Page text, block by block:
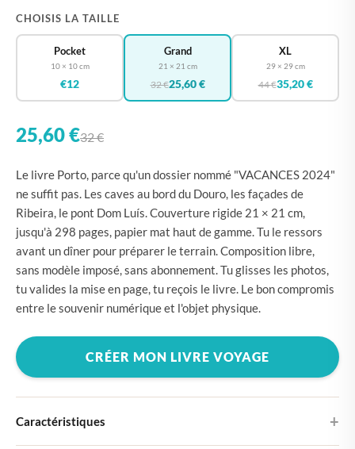
CHOISIS LA TAILLE
Pocket
10 × 10 cm
€12
Grand
21 × 21 cm
32 €25,60 €
XL
29 × 29 cm
44 €35,20 €
25,60 €32 €
Le livre Porto, parce qu'un dossier nommé "VACANCES 2024"
ne suffit pas. Les caves au bord du Douro, les façades de
Ribeira, le pont Dom Luís. Couverture rigide 21 × 21 cm,
jusqu'à 298 pages, papier mat haut de gamme. Tu le ressors
avant un dîner pour préparer le terrain. Composition libre,
sans modèle imposé, sans abonnement. Tu glisses les photos,
tu valides la mise en page, tu reçois le livre. Le bon compromis
entre le souvenir numérique et l'objet physique.
CRÉER MON LIVRE VOYAGE
Caractéristiques